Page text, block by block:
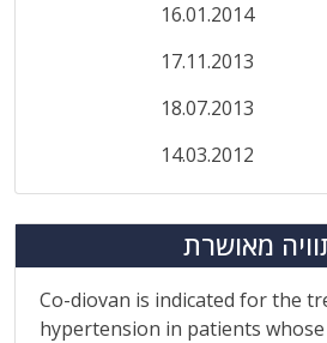
16.01.2014
17.11.2013
18.07.2013
14.03.2012
מאושרת
Co-diovan is indicated for the
hypertension in patients